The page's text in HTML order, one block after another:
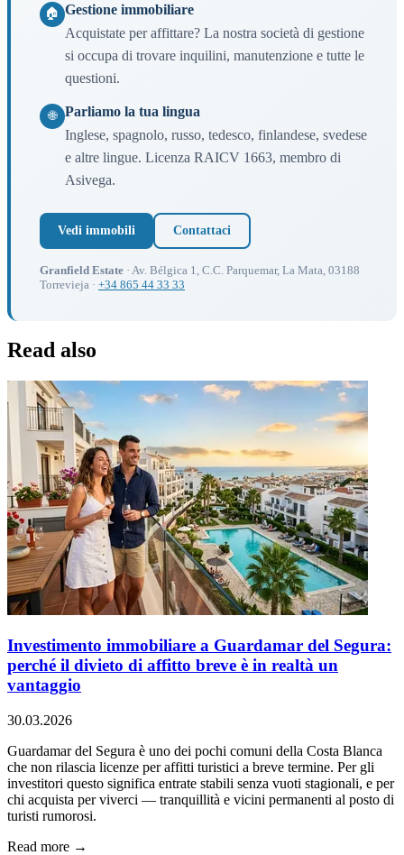
🏠 Gestione immobiliare
Acquistate per affittare? La nostra società di gestione
si occupa di trovare inquilini, manutenzione e tutte le
questioni.
🌐
Parliamo la tua lingua
Inglese, spagnolo, russo, tedesco, finlandese, svedese
e altre lingue. Licenza RAICV 1663, membro di
Asivega.
Vedi immobili Contattaci
Granfield Estate · Av. Bélgica 1, C.C. Parquemar, La Mata, 03188
Torrevieja · +34 865 44 33 33
Read also
Investimento immobiliare a Guardamar del Segura:
perché il divieto di affitto breve è in realtà un
vantaggio
30.03.2026
Guardamar del Segura è uno dei pochi comuni della Costa Blanca
che non rilascia licenze per affitti turistici a breve termine. Per gli
investitori questo significa entrate stabili senza vuoti stagionali, e per
chi acquista per viverci — tranquillità e vicini permanenti al posto di
turisti rumorosi.
Read more →